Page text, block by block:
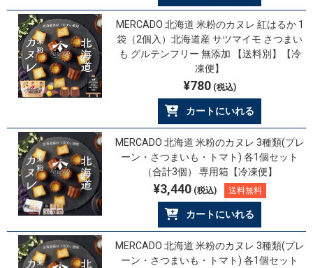
MERCADO 北海道 米粉のカヌレ 紅はるか 1
袋（2個入）北海道産 サツマイモ さつまい
も グルテンフリー 無添加 【送料別】【冷
凍便】
¥780(税込)
カートにいれる
MERCADO 北海道 米粉のカヌレ 3種類(プレ
ーン・さつまいも・トマト) 各1個セット
（合計3個） 専用箱【冷凍便】
¥3,440(税込) 送料無料
カートにいれる
MERCADO 北海道 米粉のカヌレ 3種類(プレ
ーン・さつまいも・トマト) 各1個セット